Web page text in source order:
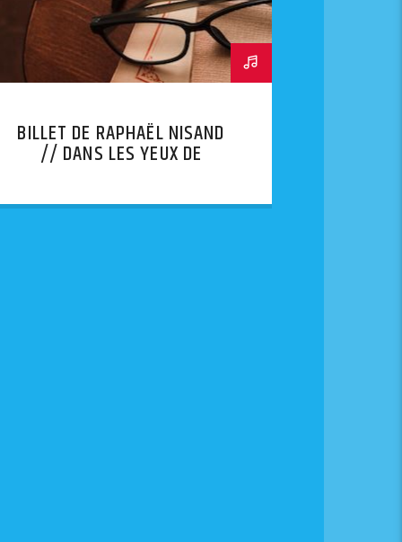
BILLET DE RAPHAËL NISAND
// DANS LES YEUX DE